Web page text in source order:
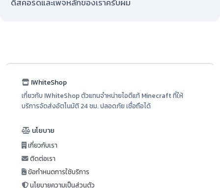
ดิสคอร์ดและเพจหลักของเราครับผม
IWhiteShop
เกี่ยวกับ IWhiteShop ตัวแทนจำหน่ายไอดีแท้ Minecraft ที่ให้
บริการจัดส่งอัตโนมัติ 24 ชม. ปลอดภัย เชื่อถือได้
นโยบาย
เกี่ยวกับเรา
ติดต่อเรา
ข้อกำหนดการใช้บริการ
นโยบายความเป็นส่วนตัว